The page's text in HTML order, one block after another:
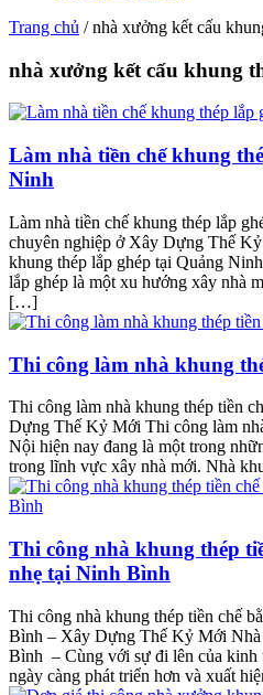
Trang chủ /nhà xưởng kết cấu
nhà xưởng kết cấu khung
Làm nhà tiền chế khung
Ninh
Làm nhà tiền chế khung thép lắp
chuyên nghiệp ở Xây Dựng Thế
khung thép lắp ghép tại Quảng
lắp ghép là một xu hướng xây nhà
[…]
Thi công làm nhà khung
Thi công làm nhà khung thép tiền
Dựng Thế Kỷ Mới Thi công làm
Nội hiện nay đang là một trong
trong lĩnh vực xây nhà mới. Nhà
Thi công nhà khung thép
nhẹ tại Ninh Bình
Thi công nhà khung thép tiền chế
Bình – Xây Dựng Thế Kỷ Mới Nhà
Bình – Cùng với sự đi lên của
ngày càng phát triển hơn và xuất